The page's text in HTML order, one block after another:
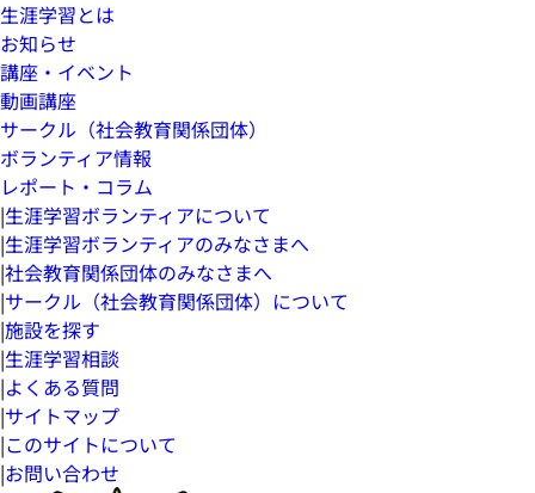
生涯学習とは
お知らせ
講座・イベント
動画講座
サークル（社会教育関係団体）
ボランティア情報
レポート・コラム
|生涯学習ボランティアについて
|生涯学習ボランティアのみなさまへ
|社会教育関係団体のみなさまへ
|サークル（社会教育関係団体）について
|施設を探す
|生涯学習相談
|よくある質問
|サイトマップ
|このサイトについて
|お問い合わせ